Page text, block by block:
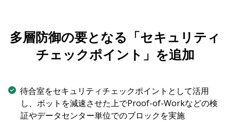
多層防御の要となる「セキュリティ
チェックポイント」を追加
待合室をセキュリティチェックポイントとして活用
し、ボットを減速させた上でProof-of-Workなどの検
証やデータセンター単位でのブロックを実施